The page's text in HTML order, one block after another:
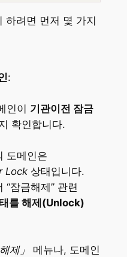
하려면 먼저 몇 가지
:
인이 기관이전 잠금
확인합니다.
도메인은
Lock상태입니다.
“잠금해제” 관련
를 해제(Unlock)
제」
메뉴나, 도메인